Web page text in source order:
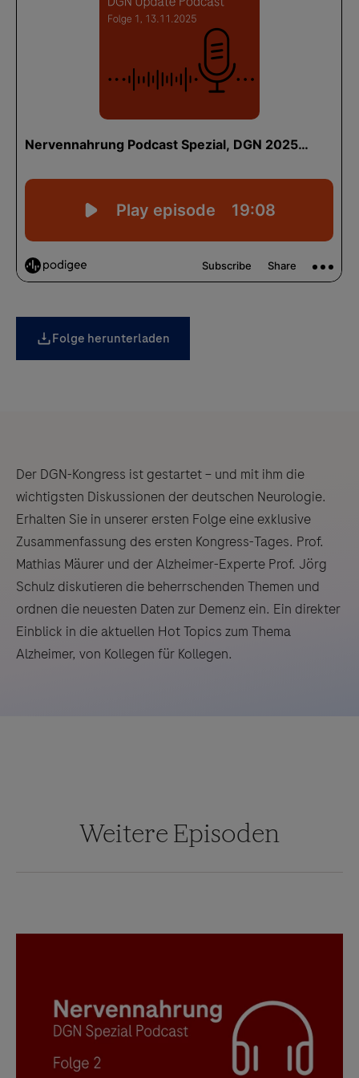
Folge herunterladen
Der DGN-Kongress ist gestartet – und mit ihm die
wichtigsten Diskussionen der deutschen Neurologie.
Erhalten Sie in unserer ersten Folge eine exklusive
Zusammenfassung des ersten Kongress-Tages. Prof.
Mathias Mäurer und der Alzheimer-Experte Prof. Jörg
Schulz diskutieren die beherrschenden Themen und
ordnen die neuesten Daten zur Demenz ein. Ein direkter
Einblick in die aktuellen Hot Topics zum Thema
Alzheimer, von Kollegen für Kollegen.
Weitere Episoden